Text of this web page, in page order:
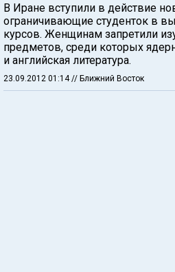
В Иране вступили в действие
ограничивающие студенток в
курсов. Женщинам запретили
предметов, среди которых
и английская литература.
23.09.2012 01:14 // Ближний Восток